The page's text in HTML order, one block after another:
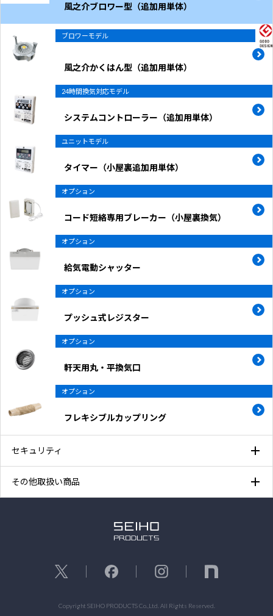
風之介ブロワー型（追加用単体）
ブロワーモデル
風之介かくはん型（追加用単体）
24時間換気対応モデル
システムコントローラー（追加用単体）
ユニットモデル
タイマー（小屋裏追加用単体）
オプション
コード短絡専用ブレーカー（小屋裏換気）
オプション
給気電動シャッター
オプション
プッシュ式レジスター
オプション
軒天用丸・平換気口
オプション
フレキシブルカップリング
セキュリティ
その他取扱い商品
Copyright SEIHO PRODUCTS Co.,Ltd. All Rights Reserved.